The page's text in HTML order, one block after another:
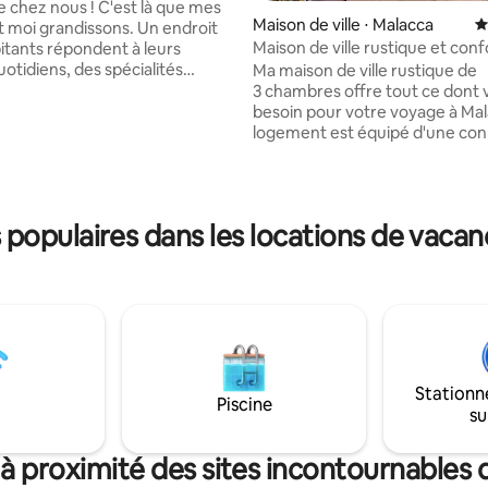
! C'est là que mes
grandissons. Un endroit
répondent à leurs
des spécialités
grilles de sécurité à
taille sur tous les panneaux
Maison de ville ⋅ Malacca
Maison de ville rustique et
avec canapé King Size [6
Jonkerwalk]
Ma maison de ville rustique de
3 chambres offre tout ce dont
besoin pour votre voyage à
logement est équipé d'une
d'un salon. À distance de marche de : -
Casa del Rio Melaka (4
Baboon House (5 minutes) - The
Cafe (9 minutes)
dans les locations de
Piscine
proximité des sites incontournables